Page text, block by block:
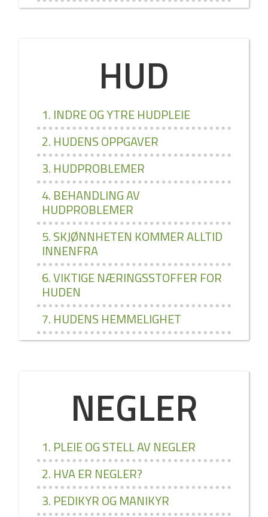
HUD
1. INDRE OG YTRE HUDPLEIE
2. HUDENS OPPGAVER
3. HUDPROBLEMER
4. BEHANDLING AV
HUDPROBLEMER
5. SKJØNNHETEN KOMMER ALLTID
INNENFRA
6. VIKTIGE NÆRINGSSTOFFER FOR
HUDEN
7. HUDENS HEMMELIGHET
NEGLER
1. PLEIE OG STELL AV NEGLER
2. HVA ER NEGLER?
3. PEDIKYR OG MANIKYR